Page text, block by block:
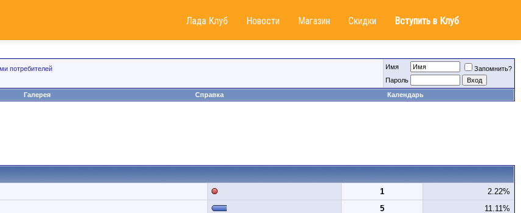
Лада Клуб Новости Магазин Скидки Вступить в Клуб
потребителей Имя
Запомнить?
Пароль
Галерея Справка Календарь
1
2.22%
5
11.11%